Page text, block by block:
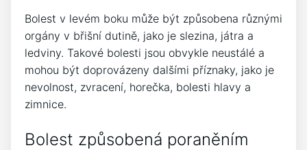
Bolest v levém boku může být způsobena různými
orgány v břišní dutině, jako je slezina, játra a
ledviny. Takové bolesti jsou obvykle neustálé a
mohou být doprovázeny dalšími příznaky, jako je
nevolnost, zvracení, horečka, bolesti hlavy a
zimnice.
Bolest způsobená poraněním